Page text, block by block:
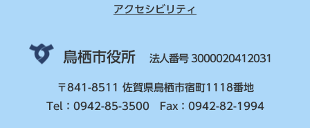
アクセシビリティ
鳥栖市役所 法人番号 3000020412031
〒841-8511 佐賀県鳥栖市宿町1118番地
Tel：0942-85-3500 Fax：0942-82-1994